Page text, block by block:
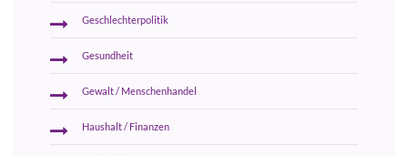
Geschlechterpolitik
Gesundheit
Gewalt / Menschenhandel
Haushalt / Finanzen